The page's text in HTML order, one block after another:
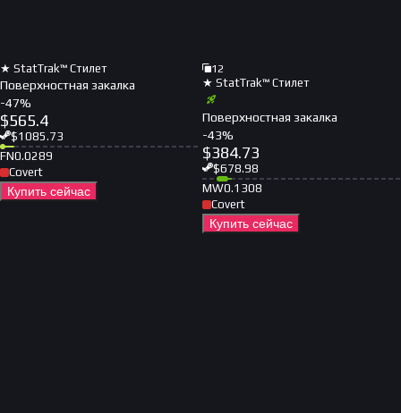
★ StatTrak™ Стилет
Поверхностная закалка
-47%
$565.4
$1085.73
FN0.0289
Covert
Купить сейчас
12
★ StatTrak™ Стилет
Поверхностная закалка
-43%
$384.73
$678.98
MW0.1308
Covert
Купить сейчас